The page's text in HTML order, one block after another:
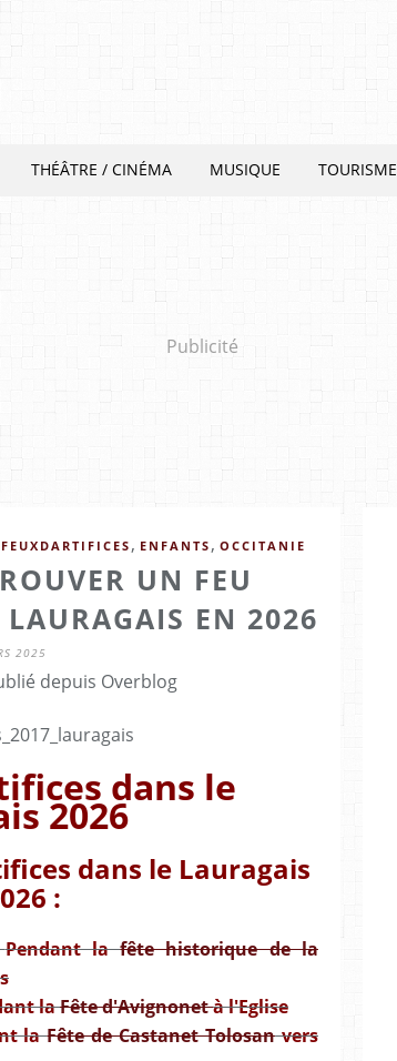
THÉÂTRE / CINÉMA MUSIQUE TOURISME
Publicité
FEUXDARTIFICES , ENFANTS , OCCITANIE
UN FEU
EN 2026
2025
depuis Overblog
dans le
2026
dans le Lauragais
:
Pendant lafête historique de la
laFête d'Avignonetà l'Eglise
laFête de Castanet Tolosanvers